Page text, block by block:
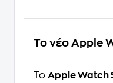
Το νέο Apple
Το Apple Watch